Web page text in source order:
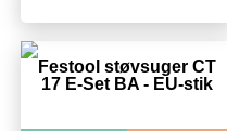
Festool støvsuger CT
17 E-Set BA - EU-stik